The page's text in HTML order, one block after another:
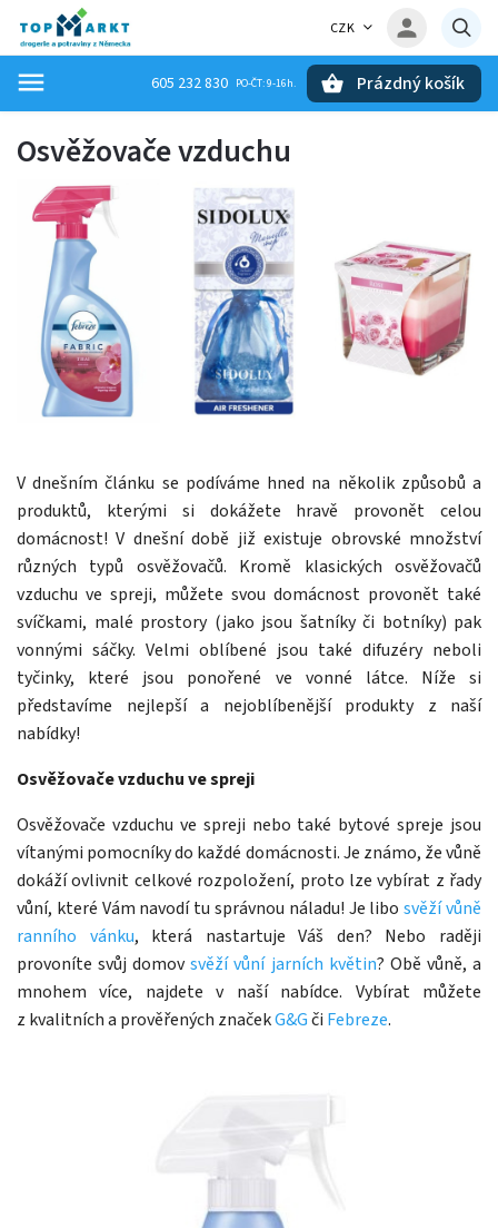
CZK
605 232 830 Prázdný košík
Osvěžovače vzduchu
V dnešním článku se podíváme hned na několik způsobů a
produktů, kterými si dokážete hravě provonět celou
domácnost! V dnešní době již existuje obrovské množství
různých typů osvěžovačů. Kromě klasických osvěžovačů
vzduchu ve spreji, můžete svou domácnost provonět také
svíčkami, malé prostory (jako jsou šatníky či botníky) pak
vonnými sáčky. Velmi oblíbené jsou také difuzéry neboli
tyčinky, které jsou ponořené ve vonné látce. Níže si
představíme nejlepší a nejoblíbenější produkty z naší
nabídky!
Osvěžovače vzduchu ve spreji
Osvěžovače vzduchu ve spreji nebo také bytové spreje jsou
vítanými pomocníky do každé domácnosti. Je známo, že vůně
dokáží ovlivnit celkové rozpoložení, proto lze vybírat z řady
vůní, které Vám navodí tu správnou náladu! Je libosvěží vůně
ranního vánku, která nastartuje Váš den? Nebo raději
provoníte svůj domovsvěží vůní jarních květin? Obě vůně, a
mnohem více, najdete v naší nabídce. Vybírat můžete
z kvalitních a prověřených značekG&Gči Febreze.